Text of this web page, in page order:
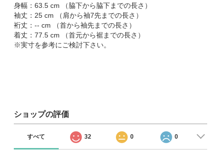
身幅：63.5 cm （脇下から脇下までの長さ）
袖丈：25 cm （肩から袖7先までの長さ）
裄丈：-- cm （首から袖先までの長さ）
着丈：77.5 cm （首元から裾までの長さ）
※実寸を参考にご検討下さい。
ショップの評価
すべて 32 0 0